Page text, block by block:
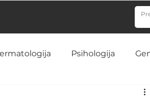
Psihologija
Učenje